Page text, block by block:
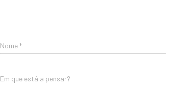
Nome*
Em que está a pensar?